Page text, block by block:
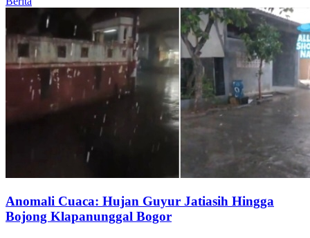
Anomali Cuaca: Hujan Guyur Jatiasih Hingga
Bojong Klapanunggal Bogor